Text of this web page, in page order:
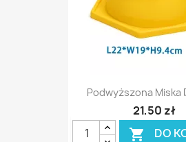
Podwyższona Miska
21,50 zł
 DO